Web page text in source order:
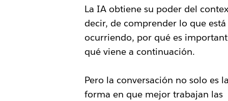
La IA obtiene su poder del
decir, de comprender lo que está
ocurriendo, por qué es
qué viene a continuación.
Pero la conversación no solo es
forma en que mejor trabajan las